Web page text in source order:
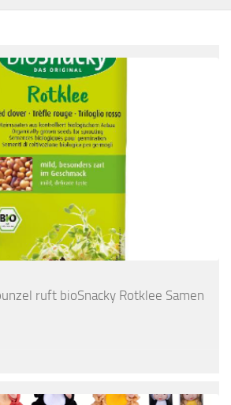
ruft bioSnacky Rotklee Samen